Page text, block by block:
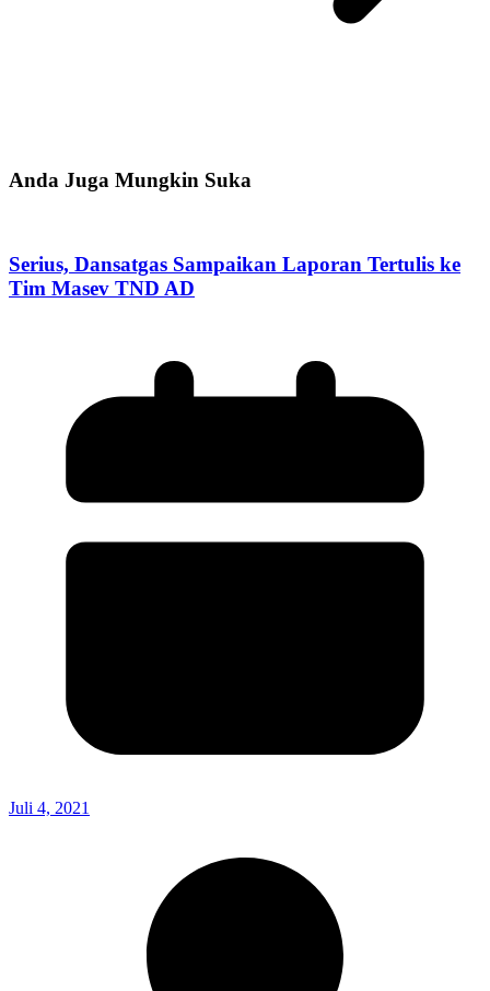
Anda Juga Mungkin Suka
Serius, Dansatgas Sampaikan Laporan Tertulis ke
Tim Masev TND AD
Juli 4, 2021